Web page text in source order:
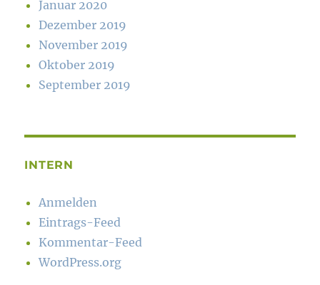
Januar 2020
Dezember 2019
November 2019
Oktober 2019
September 2019
INTERN
Anmelden
Eintrags-Feed
Kommentar-Feed
WordPress.org